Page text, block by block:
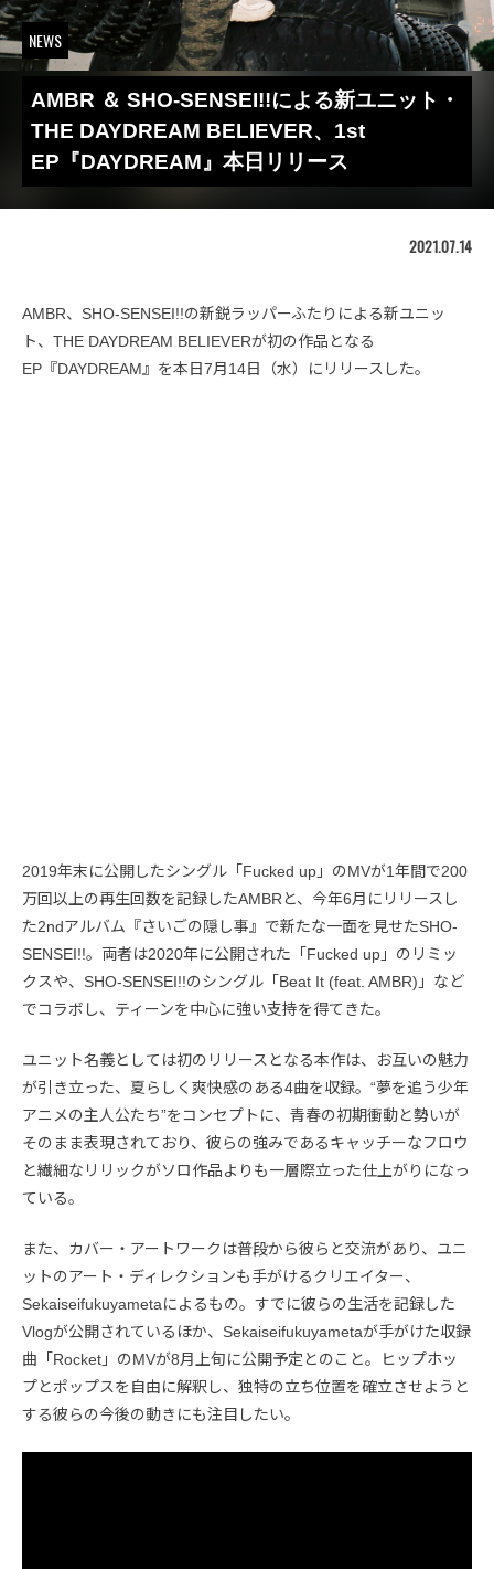
NEWS
AMBR ＆ SHO-SENSEI!!による新ユニット・
THE DAYDREAM BELIEVER、1st
EP『DAYDREAM』本日リリース
2021.07.14
AMBR、SHO-SENSEI!!の新鋭ラッパーふたりによる新ユニッ
ト、THE DAYDREAM BELIEVERが初の作品となる
EP『DAYDREAM』を本日7月14日（水）にリリースした。
2019年末に公開したシングル「Fucked up」のMVが1年間で200
万回以上の再生回数を記録したAMBRと、今年6月にリリースし
た2ndアルバム『さいごの隠し事』で新たな一面を見せたSHO-
SENSEI!!。両者は2020年に公開された「Fucked up」のリミッ
クスや、SHO-SENSEI!!のシングル「Beat It (feat. AMBR)」など
でコラボし、ティーンを中心に強い支持を得てきた。
ユニット名義としては初のリリースとなる本作は、お互いの魅力
が引き立った、夏らしく爽快感のある4曲を収録。“夢を追う少年
アニメの主人公たち”をコンセプトに、青春の初期衝動と勢いが
そのまま表現されており、彼らの強みであるキャッチーなフロウ
と繊細なリリックがソロ作品よりも一層際立った仕上がりになっ
ている。
また、カバー・アートワークは普段から彼らと交流があり、ユニ
ットのアート・ディレクションも手がけるクリエイター、
Sekaiseifukuyametaによるもの。すでに彼らの生活を記録した
Vlogが公開されているほか、Sekaiseifukuyametaが手がけた収録
曲「Rocket」のMVが8月上旬に公開予定とのこと。ヒップホッ
プとポップスを自由に解釈し、独特の立ち位置を確立させようと
する彼らの今後の動きにも注目したい。